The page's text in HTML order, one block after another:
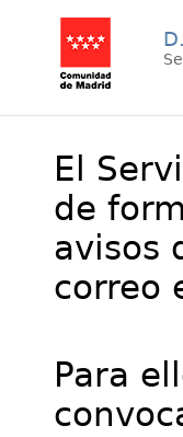
El
de
avisos
correo
Para